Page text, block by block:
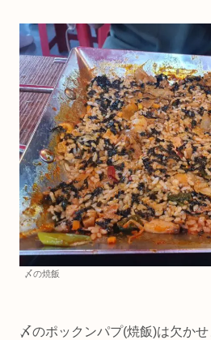
〆の焼飯
〆のポックンパプ(焼飯)は欠かせ